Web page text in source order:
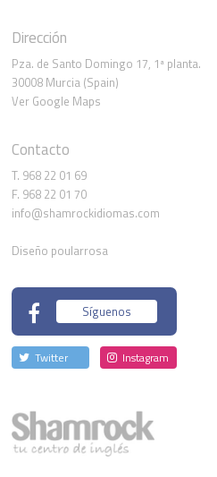
Dirección
Pza. de Santo Domingo 17, 1ª planta.
30008 Murcia (Spain)
Ver Google Maps
Contacto
T. 968 22 01 69
F. 968 22 01 70
info@shamrockidiomas.com
Diseño poularrosa
Síguenos
Twitter Instagram